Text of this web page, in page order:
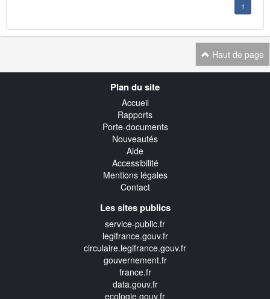
1
Haut de page
Plan du site
Accueil
Rapports
Porte-documents
Nouveautés
Aide
Accessibilité
Mentions légales
Contact
Les sites publics
service-public.fr
legifrance.gouv.fr
circulaire.legifrance.gouv.fr
gouvernement.fr
france.fr
data.gouv.fr
ecologie.gouv.fr